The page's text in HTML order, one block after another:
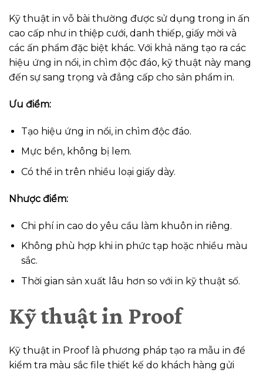
Kỹ thuật in vỗ bài thường được sử dụng trong in ấn
cao cấp như in thiệp cưới, danh thiếp, giấy mời và
các ấn phẩm đặc biệt khác. Với khả năng tạo ra các
hiệu ứng in nổi, in chìm độc đáo, kỹ thuật này mang
đến sự sang trọng và đẳng cấp cho sản phẩm in.
Ưu điểm:
Tạo hiệu ứng in nổi, in chìm độc đáo.
Mực bền, không bị lem.
Có thể in trên nhiều loại giấy dày.
Nhược điểm:
Chi phí in cao do yêu cầu làm khuôn in riêng.
Không phù hợp khi in phức tạp hoặc nhiều màu
sắc.
Thời gian sản xuất lâu hơn so với in kỹ thuật số.
Kỹ thuật in Proof
Kỹ thuật in Proof là phương pháp tạo ra mẫu in để
kiểm tra màu sắc file thiết kế do khách hàng gửi